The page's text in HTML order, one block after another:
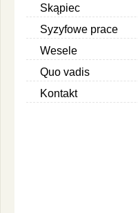
Skąpiec
Syzyfowe prace
Wesele
Quo vadis
Kontakt